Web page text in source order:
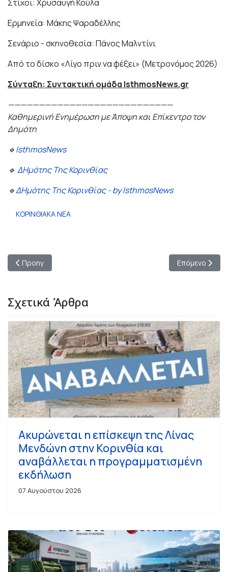
Στίχοι: Χρυσαυγή Κούλα
Ερμηνεία: Μάκης Ψαραδέλλης
Σενάριο - σκηνοθεσία: Πάνος Μαλντίνι
Από το δίσκο «Λίγο πριν να φέξει» (Μετρονόμος 2026)
Σύνταξη: Συντακτική ομάδα IsthmosNews.gr
———————————————————————————
Καθημερινή Ενημέρωση με Άποψη και Επίκεντρο τον
Δημότη
🔹IsthmosNews
🔹 ΔΗμότης Της Κορινθίας
🔹ΔΗμότης Της Κορινθίας - by IsthmosNews
ΚΟΡΙΝΘΙΑΚΑ ΝΕΑ
Προηγούμενο άρθρο: Δημογλίδου: Η απάντηση της
Προηγ Επόμενο
Επόμενο
Σχετικά Άρθρα
Ακυρώνεται η επίσκεψη της Λίνας
Μενδώνη στην Κορινθία και
αναβάλλεται η προγραμματισμένη
εκδήλωση
07 Αυγούστου 2026